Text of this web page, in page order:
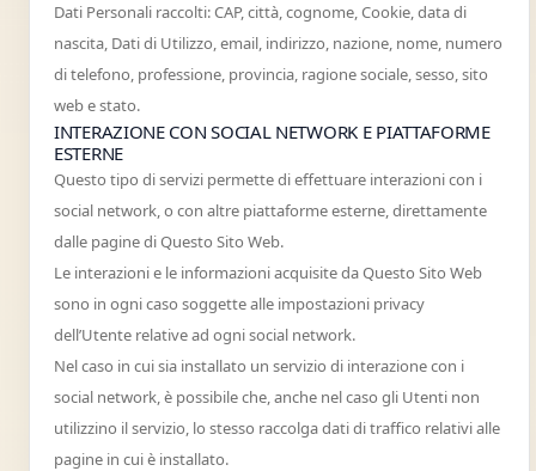
Dati Personali raccolti: CAP, città, cognome, Cookie, data di
nascita, Dati di Utilizzo, email, indirizzo, nazione, nome, numero
di telefono, professione, provincia, ragione sociale, sesso, sito
web e stato.
INTERAZIONE CON SOCIAL NETWORK E PIATTAFORME
ESTERNE
Questo tipo di servizi permette di effettuare interazioni con i
social network, o con altre piattaforme esterne, direttamente
dalle pagine di Questo Sito Web.
Le interazioni e le informazioni acquisite da Questo Sito Web
sono in ogni caso soggette alle impostazioni privacy
dell’Utente relative ad ogni social network.
Nel caso in cui sia installato un servizio di interazione con i
social network, è possibile che, anche nel caso gli Utenti non
utilizzino il servizio, lo stesso raccolga dati di traffico relativi alle
pagine in cui è installato.